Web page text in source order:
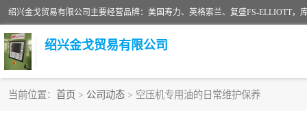
绍兴金戈贸易有限公司
当前位置： 首页 > 公司动态 > 空压机专用油的日常维护保养